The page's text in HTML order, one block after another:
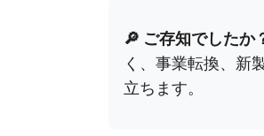
🔎 ご存知でしたか
く、事業転換、新
立ちます。